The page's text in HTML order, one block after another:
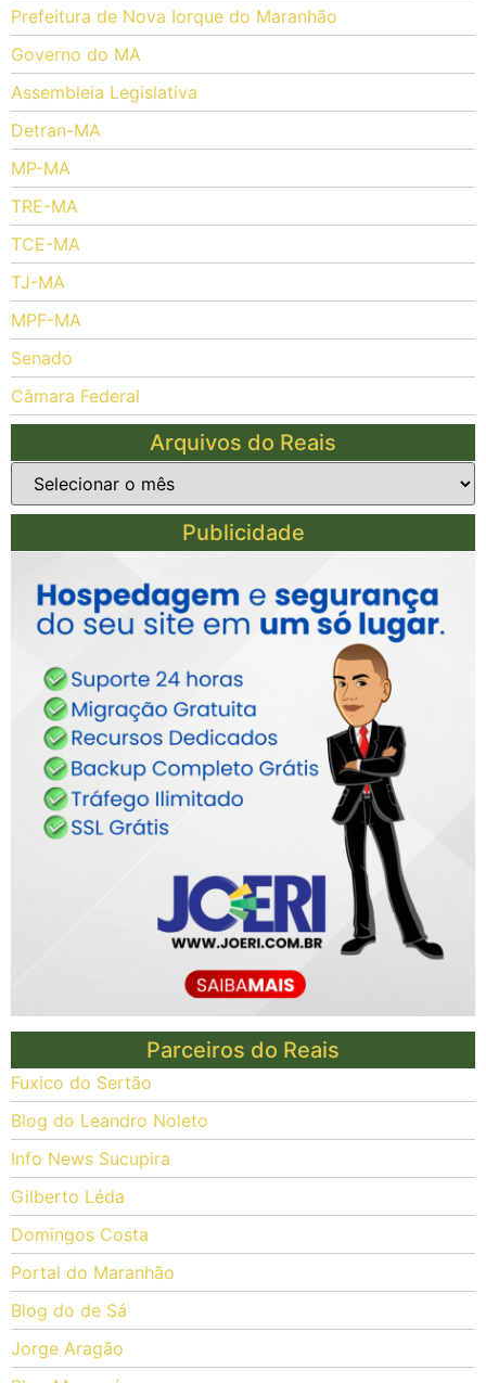
Prefeitura de Nova Iorque do Maranhão
Governo do MA
Assembleia Legislativa
Detran-MA
MP-MA
TRE-MA
TCE-MA
TJ-MA
MPF-MA
Senado
Câmara Federal
Arquivos do Reais
Publicidade
Parceiros do Reais
Fuxico do Sertão
Blog do Leandro Noleto
Info News Sucupira
Gilberto Léda
Domingos Costa
Portal do Maranhão
Blog do de Sá
Jorge Aragão